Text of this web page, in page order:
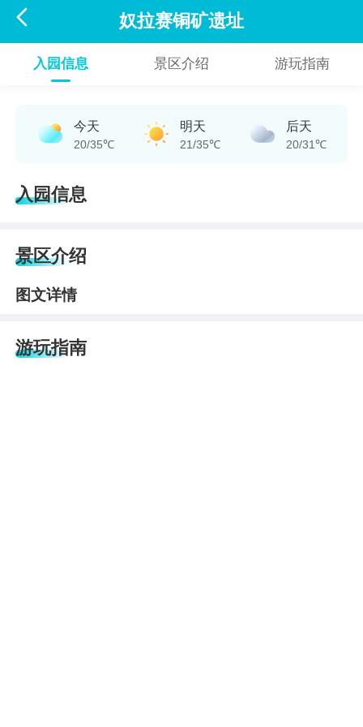
 奴拉赛铜矿遗址
入园信息 景区介绍 游玩指南
今天
20/35℃
明天
21/35℃
后天
20/31℃
入园信息
景区介绍
图文详情
游玩指南